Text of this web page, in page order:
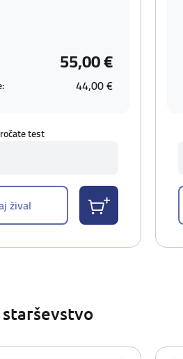
55,00 €
44,00 €
test
žival